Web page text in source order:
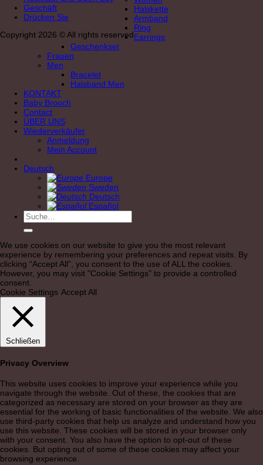
Geschäft
Drücken Sie
Copyright 2026 © All rights reserved
Halskette
Armband
Ring
Earrings
Geschenkset
Frauen
Men
Bracelet
Halsband Men
KONTAKT
Baby Brooch
Contact
ÜBER UNS
Wiederverkäufer
Anmeldung
Mein Account
Deutsch
Europe
Sweden
Deutsch
Español
Suche
nach:
We use cookies on our website to give you the most relevant
experience by remembering your preferences and repeat visits. By
clicking “Accept All”, you consent to the use of ALL the cookies.
However, you may visit "Cookie Settings" to provide a controlled
consent.
Cookie Settings Accept All
Schließen
Privacy Overview
This website uses cookies to improve your experience while you
navigate through the website. Out of these, the cookies that are
categorized as necessary are stored on your browser as they are
essential for the working of basic functionalities of the website. We also
use third-party cookies that help us analyze and understand how you
use this website. These cookies will be stored in your browser only
with your consent. You also have the option to opt-out of these
cookies. But opting out of some of these cookies may affect your
browsing experience.